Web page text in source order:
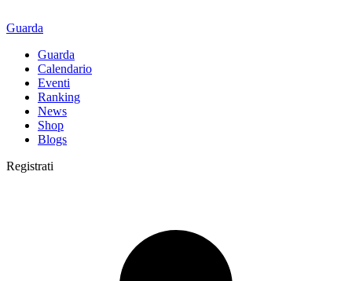
Guarda
Guarda
Calendario
Eventi
Ranking
News
Shop
Blogs
Registrati